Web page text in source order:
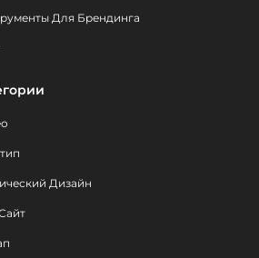
Для Брендинга
Дизайн